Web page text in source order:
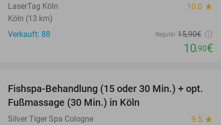
LaserTag Köln 10.0 star
Köln (13 km)
Verkauft: 88
Regulär 15,90€
10,90€
36%
Fishspa-Behandlung (15 oder 30 Min.) + opt.
Fußmassage (30 Min.) in Köln
Silver Tiger Spa Cologne 9.5 star